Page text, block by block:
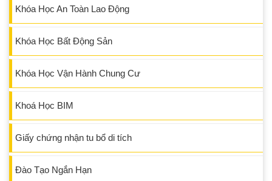
Khóa Học An Toàn Lao Động
Khóa Học Bất Động Sản
Khóa Học Vận Hành Chung Cư
Khoá Học BIM
Giấy chứng nhận tu bổ di tích
Đào Tạo Ngắn Hạn